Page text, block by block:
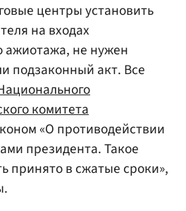
центры установить
на входах
ажиотажа, не нужен
подзаконный акт. Все
комитета
«О противодействии
президента. Такое
принято в сжатые сроки»,